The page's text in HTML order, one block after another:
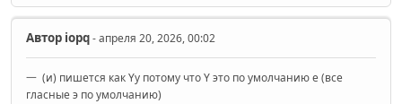
Автор iopq- апреля 20, 2026, 00:02
一 (и) пишется как Yy потому что Y это по умолчанию е (все
гласные э по умолчанию)